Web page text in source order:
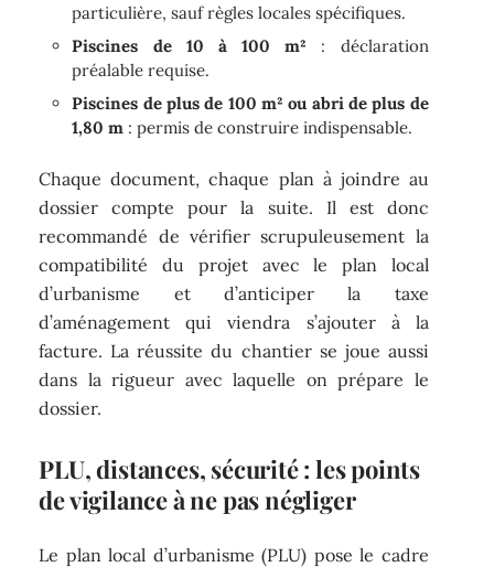
particulière, sauf règles locales spécifiques.
Piscines de 10 à 100 m² : déclaration
préalable requise.
Piscines de plus de 100 m² ou abri de plus de
1,80 m : permis de construire indispensable.
Chaque document, chaque plan à joindre au
dossier compte pour la suite. Il est donc
recommandé de vérifier scrupuleusement la
compatibilité du projet avec le plan local
d’urbanisme et d’anticiper la taxe
d’aménagement qui viendra s’ajouter à la
facture. La réussite du chantier se joue aussi
dans la rigueur avec laquelle on prépare le
dossier.
PLU, distances, sécurité : les points
de vigilance à ne pas négliger
Le plan local d’urbanisme (PLU) pose le cadre